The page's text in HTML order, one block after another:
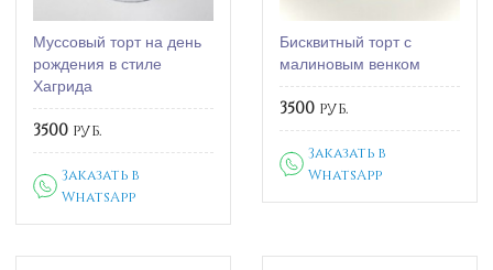
Муссовый торт на день
рождения в стиле
Хагрида
3500 руб.
Заказать в
WhatsApp
Бисквитный торт с
малиновым венком
3500 руб.
Заказать в
WhatsApp